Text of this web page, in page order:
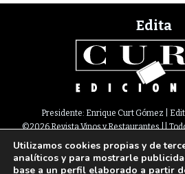
Edita
Presidente: Enrique Curt Gómez |
©2026 Revista Vinos y Restaurantes ||
Newsletter Nota legal Política de
Contacto
Utilizamos cookies propias y de
analíticos y para mostrarle
base a un perfil elaborado a partir